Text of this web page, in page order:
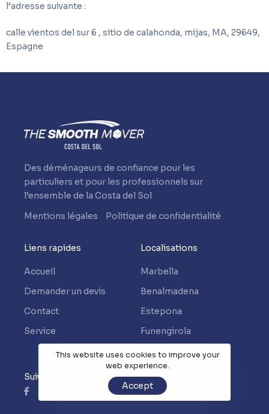
l’adresse suivante :
calle vientos del sur 6 , sitio de calahonda, mijas, MA, 29649,
Espagne
Des déménageurs de confiance pour les
particuliers et pour les professionnels sur
l’ensemble de la Costa del Sol
Mentions légales
Politique de confidentialité
Liens rapides
Accueil
Demander un devis
Contact
Service
Localisations
Marbella
Benalmadena
Estepona
Funengirola
Mijas
Suivez-nous
Instagram
This website uses cookies to improve your
web experience.
Accept